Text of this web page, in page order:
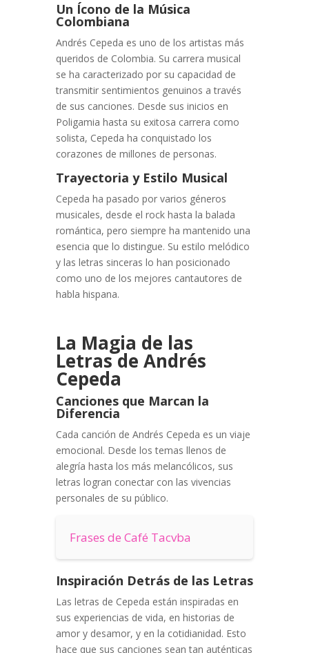
Un Ícono de la Música
Colombiana
Andrés Cepeda es uno de los artistas más
queridos de Colombia. Su carrera musical
se ha caracterizado por su capacidad de
transmitir sentimientos genuinos a través
de sus canciones. Desde sus inicios en
Poligamia hasta su exitosa carrera como
solista, Cepeda ha conquistado los
corazones de millones de personas.
Trayectoria y Estilo Musical
Cepeda ha pasado por varios géneros
musicales, desde el rock hasta la balada
romántica, pero siempre ha mantenido una
esencia que lo distingue. Su estilo melódico
y las letras sinceras lo han posicionado
como uno de los mejores cantautores de
habla hispana.
La Magia de las
Letras de Andrés
Cepeda
Canciones que Marcan la
Diferencia
Cada canción de Andrés Cepeda es un viaje
emocional. Desde los temas llenos de
alegría hasta los más melancólicos, sus
letras logran conectar con las vivencias
personales de su público.
Frases de Café Tacvba
Inspiración Detrás de las Letras
Las letras de Cepeda están inspiradas en
sus experiencias de vida, en historias de
amor y desamor, y en la cotidianidad. Esto
hace que sus canciones sean tan auténticas